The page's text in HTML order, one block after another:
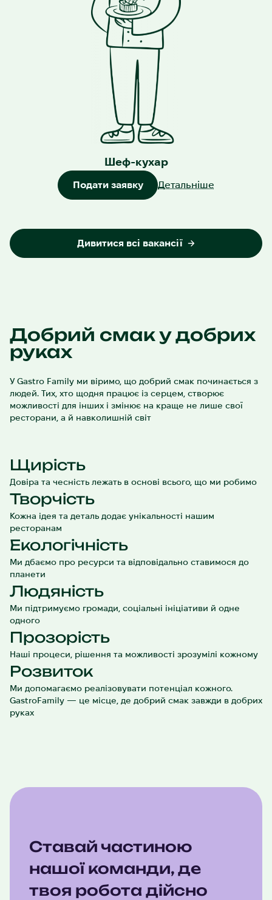
Шеф-кухар
Подати заявку Детальніше
Дивитися всі вакансії
Добрий смак у добрих
руках
У Gastro Family ми віримо, що добрий смак починається з
людей. Тих, хто щодня працює із серцем, створює
можливості для інших і змінює на краще не лише свої
ресторани, а й навколишній світ
Щирість
Довіра та чесність лежать в основі всього, що ми робимо
Творчість
Кожна ідея та деталь додає унікальності нашим
ресторанам
Екологічність
Ми дбаємо про ресурси та відповідально ставимося до
планети
Людяність
Ми підтримуємо громади, соціальні ініціативи й одне
одного
Прозорість
Наші процеси, рішення та можливості зрозумілі кожному
Розвиток
Ми допомагаємо реалізовувати потенціал кожного.
GastroFamily — це місце, де добрий смак завжди в добрих
руках
Ставай частиною
нашої команди, де
твоя робота дійсно